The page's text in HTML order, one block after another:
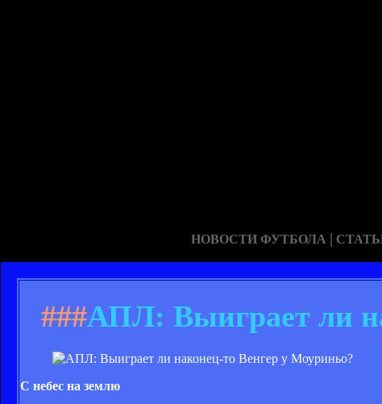
НОВОСТИ ФУТБОЛА |
###АПЛ: Выиграет ли
С небес на землю